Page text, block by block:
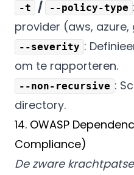
-t / --policy-type
provider (aws, azure,
--severity :
om te rapporteren.
--non-recursive :
directory.
14. OWASP
Compliance)
De zware